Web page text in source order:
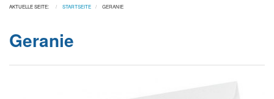
AKTUELLE SEITE: STARTSEITE GERANIE
Geranie